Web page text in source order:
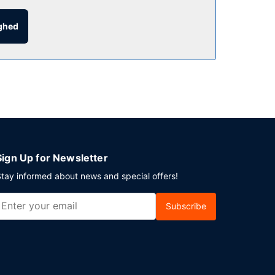
Up for Newsletter
informed about news and special offers!
Subscribe